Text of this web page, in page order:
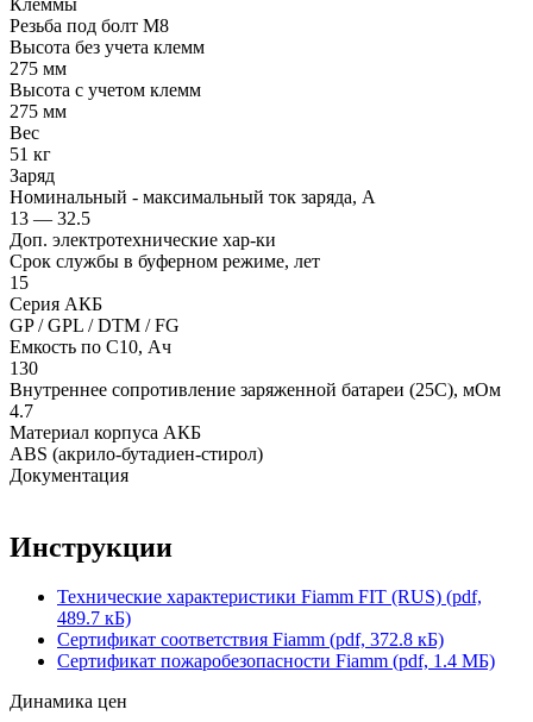
Резьба под болт М8
Высота без учета клемм
275 мм
Высота с учетом клемм
275 мм
Вес
51 кг
Заряд
Номинальный - максимальный ток заряда, А
13 — 32.5
Доп. электротехнические хар-ки
Срок службы в буферном режиме, лет
15
Серия АКБ
GP / GPL / DTM / FG
Емкость по С10, Ач
130
Внутреннее сопротивление заряженной батареи (25С), мОм
4.7
Материал корпуса АКБ
ABS (акрило-бутадиен-стирол)
Документация
Инструкции
Технические характеристики Fiamm FIT (RUS) (pdf,
489.7 кБ)
Сертификат соответствия Fiamm (pdf, 372.8 кБ)
Сертификат пожаробезопасности Fiamm (pdf, 1.4 МБ)
Динамика цен